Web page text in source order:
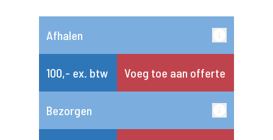
Afhalen
100,- ex. btw Voeg toe aan offerte
Bezorgen